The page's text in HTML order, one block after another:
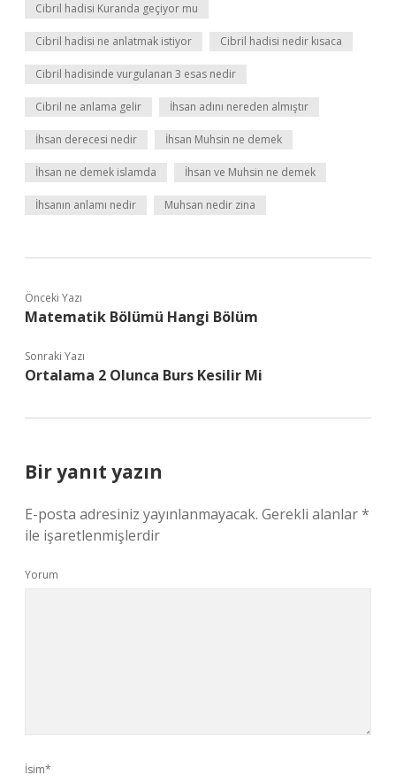
Cibril hadisi Kuranda geçiyor mu
Cibril hadisi ne anlatmak istiyor Cibril hadisi nedir kısaca
Cibril hadisinde vurgulanan 3 esas nedir
Cibril ne anlama gelir İhsan adını nereden almıştır
İhsan derecesi nedir İhsan Muhsin ne demek
İhsan ne demek islamda İhsan ve Muhsin ne demek
İhsanın anlamı nedir Muhsan nedir zina
Önceki Yazı
Matematik Bölümü Hangi Bölüm
Sonraki Yazı
Ortalama 2 Olunca Burs Kesilir Mi
Bir yanıt yazın
E-posta adresiniz yayınlanmayacak. Gerekli alanlar*
ile işaretlenmişlerdir
Yorum
İsim*